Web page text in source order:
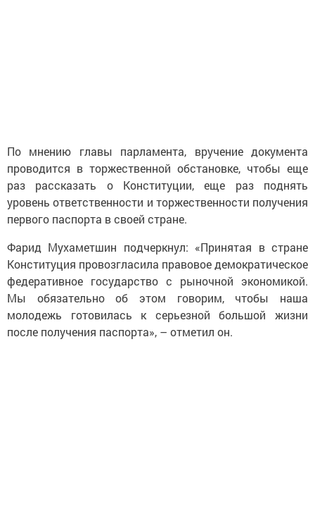
По мнению главы парламента, вручение документа
проводится в торжественной обстановке, чтобы еще
раз рассказать о Конституции, еще раз поднять
уровень ответственности и торжественности получения
первого паспорта в своей стране.
Фарид Мухаметшин подчеркнул: «Принятая в стране
Конституция провозгласила правовое демократическое
федеративное государство с рыночной экономикой.
Мы обязательно об этом говорим, чтобы наша
молодежь готовилась к серьезной большой жизни
после получения паспорта», – отметил он.